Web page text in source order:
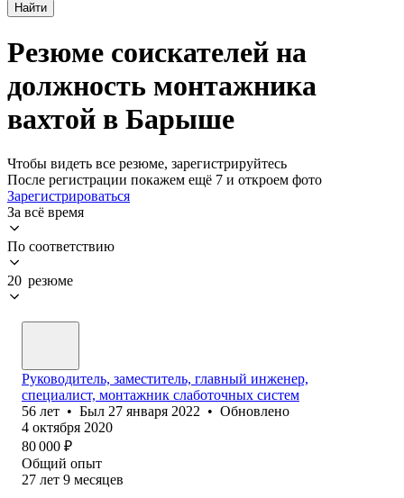
Найти
Резюме соискателей на
должность монтажника
вахтой в Барыше
Чтобы видеть все резюме, зарегистрируйтесь
После регистрации покажем ещё 7 и откроем фото
Зарегистрироваться
За всё время
По соответствию
20 резюме
Руководитель, заместитель, главный инженер,
специалист, монтажник слаботочных систем
56 лет • Был 27 января 2022 • Обновлено
4 октября 2020
80 000 ₽
Общий опыт
27 лет 9 месяцев